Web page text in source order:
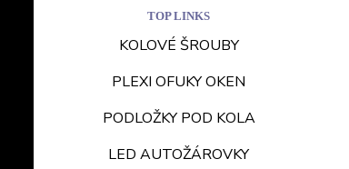
TOP LINKS
KOLOVÉ ŠROUBY
PLEXI OFUKY OKEN
PODLOŽKY POD KOLA
LED AUTOŽÁROVKY